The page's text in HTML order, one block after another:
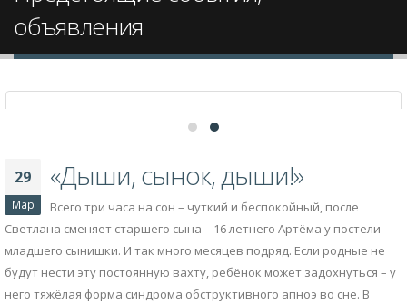
объявления
29
Мар
«Дыши, сынок, дыши!»
Всего три часа на сон – чуткий и беспокойный, после
Светлана сменяет старшего сына – 16 летнего Артёма у постели
младшего сынишки. И так много месяцев подряд. Если родные не
будут нести эту постоянную вахту, ребёнок может задохнуться – у
него тяжёлая форма синдрома обструктивного апноэ во сне. В